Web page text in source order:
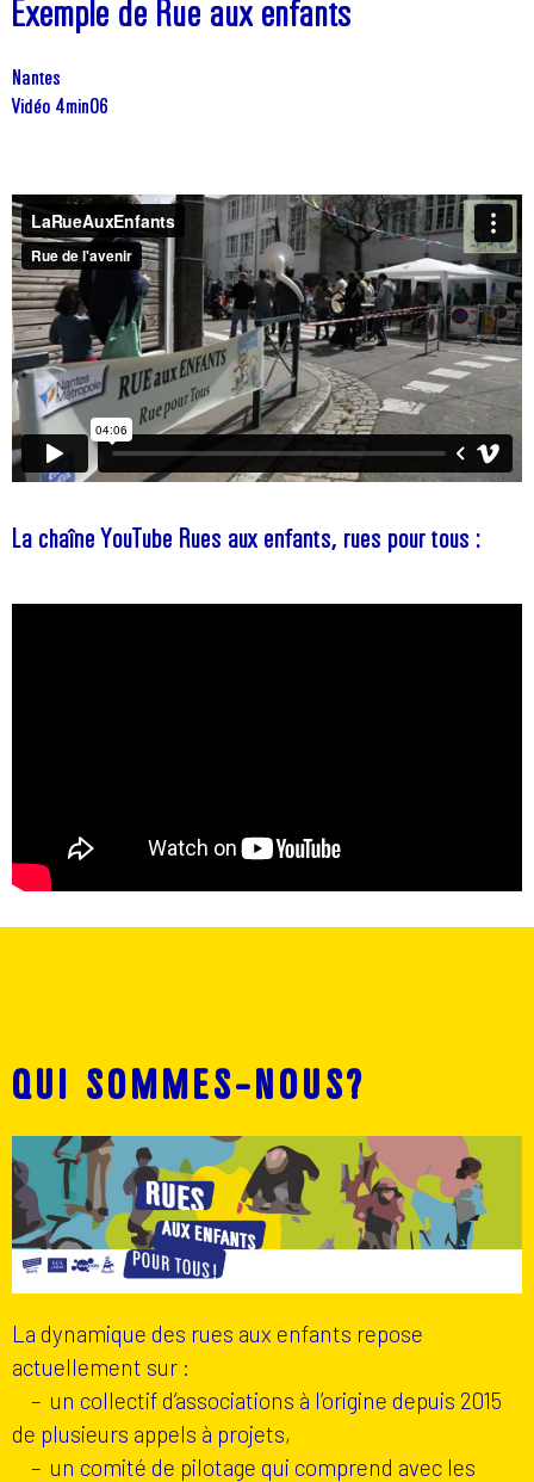
Exemple de Rue aux enfants
Nantes
Vidéo 4min06
La chaîne YouTube Rues aux enfants, rues pour tous :
QUI SOMMES-NOUS?
La dynamique des rues aux enfants repose
actuellement sur :
– un collectif d’associations à l’origine depuis 2015
de plusieurs appels à projets,
– un comité de pilotage qui comprend avec les